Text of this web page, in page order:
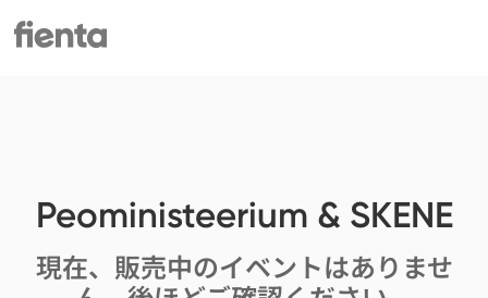
Peoministeerium & SKENE
現在、販売中のイベントはありませ